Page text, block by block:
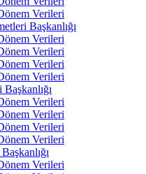
Verileri
Başkanlığı
Verileri
Verileri
Verileri
Verileri
Verileri
Verileri
Verileri
Verileri
Verileri